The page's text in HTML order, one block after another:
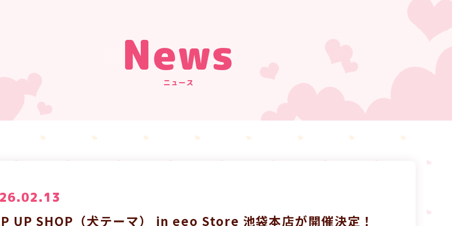
News
ニュース
UP SHOP（犬テーマ） in eeo Store 池袋本店が開催決定！